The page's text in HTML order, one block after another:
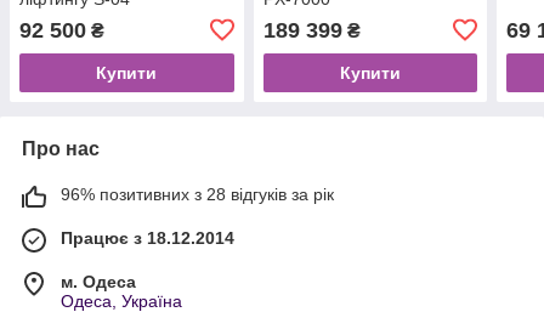
92 500 ₴
Купити
189 399₴
Купити
69
Про нас
96% позитивних з 28 відгуків за рік
Працює з 18.12.2014
м. Одеса
Одеса, Україна